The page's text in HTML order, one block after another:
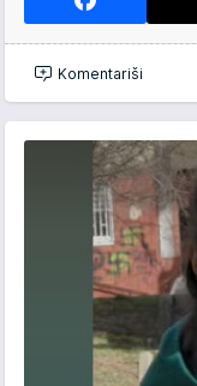
Komentariši